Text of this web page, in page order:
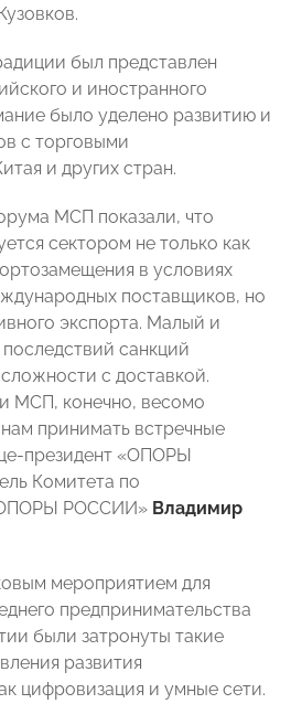
был представлен
и иностранного
было уделено развитию и
с торговыми
и других стран.
МСП показали, что
сектором не только как
в условиях
поставщиков, но
экспорта. Малый и
санкций
с доставкой.
МСП, конечно, весомо
принимать встречные
президент «ОПОРЫ
Комитета по
РОССИИ» Владимир
мероприятием для
предпринимательства
были затронуты такие
развития
цифровизация и умные сети.